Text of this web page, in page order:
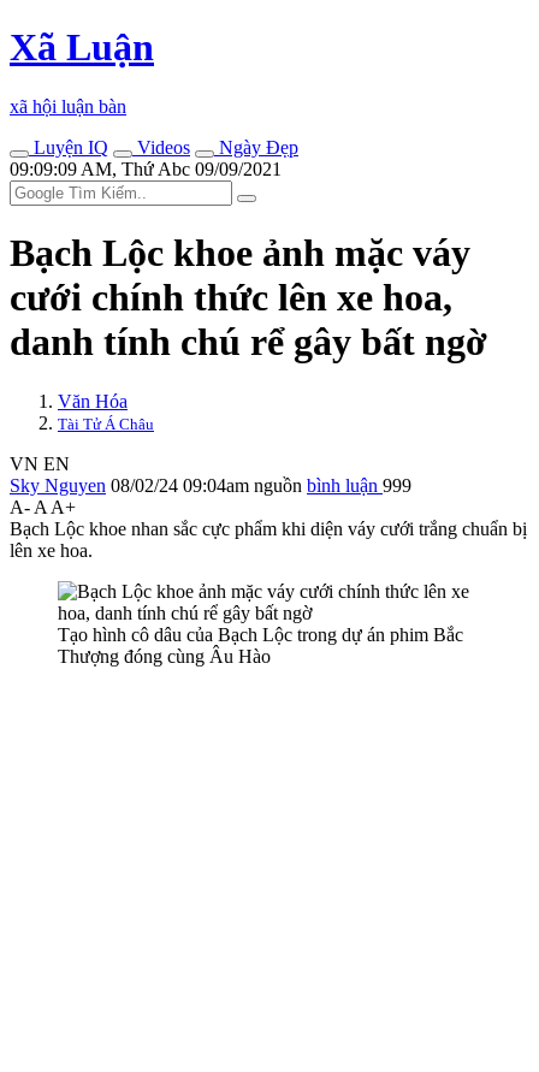
Xã Luận
xã hội luận bàn
Luyện IQ
Videos
Ngày Đẹp
09:09:09 AM, Thứ Abc 09/09/2021
Bạch Lộc khoe ảnh mặc váy
cưới chính thức lên xe hoa,
danh tính chú rể gây bất ngờ
Văn Hóa
Tài Tử Á Châu
VN EN
Sky Nguyen 08/02/24 09:04am nguồn bình luận 999
A- A A+
Bạch Lộc khoe nhan sắc cực phẩm khi diện váy cưới trắng chuẩn bị
lên xe hoa.
Tạo hình cô dâu của Bạch Lộc trong dự án phim Bắc
Thượng đóng cùng Âu Hào